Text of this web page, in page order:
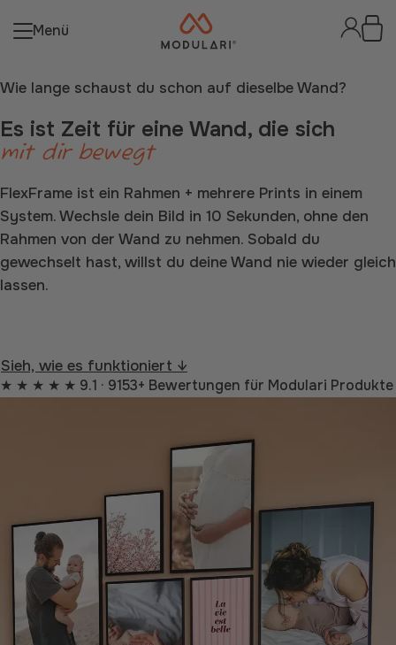
Menü
Wie lange schaust du schon auf dieselbe Wand?
Es ist Zeit für eine Wand, die sich
mit dir bewegt
FlexFrame ist ein Rahmen + mehrere Prints in einem
System. Wechsle dein Bild in 10 Sekunden, ohne den
Rahmen von der Wand zu nehmen. Sobald du
gewechselt hast, willst du deine Wand nie wieder gleich
lassen.
Sieh, wie es funktioniert ↓
★ ★ ★ ★ ★ 9.1 · 9153+ Bewertungen für Modulari Produkte